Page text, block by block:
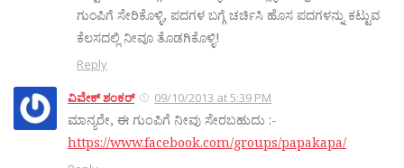
ಗುಂಪಿಗೆ ಸೇರಿಕೊಳ್ಳಿ, ಪದಗಳ ಬಗ್ಗೆ ಚರ್ಚಿಸಿ ಹೊಸ ಪದಗಳನ್ನು ಕಟ್ಟುವ
ಕೆಲಸದಲ್ಲಿ ನೀವೂ ತೊಡಗಿಕೊಳ್ಳಿ!
Reply
ವಿವೇಕ್ ಶಂಕರ್ 09/10/2013 at 5:39 PM
ಮಾನ್ಯರೇ, ಈ ಗುಂಪಿಗೆ ನೀವು ಸೇರಬಹುದು :-
https://www.facebook.com/groups/papakapa/